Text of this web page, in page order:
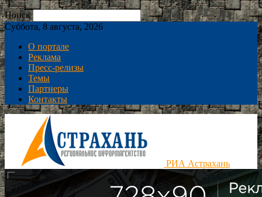
Поиск
Суббота, 8 августа, 2026
О портале
Реклама
Пресс-релизы
Темы
Партнеры
Контакты
РИА Астрахань